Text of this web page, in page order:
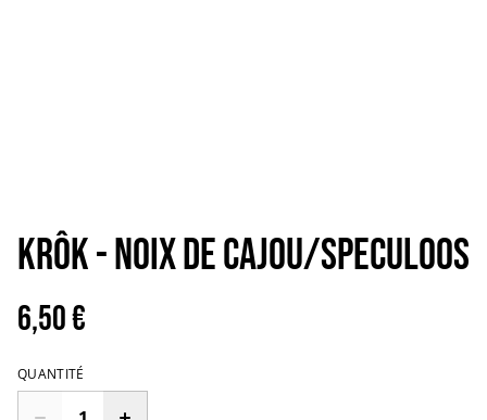
KRÔK - Noix de cajou/Speculoos
6,50 €
QUANTITÉ